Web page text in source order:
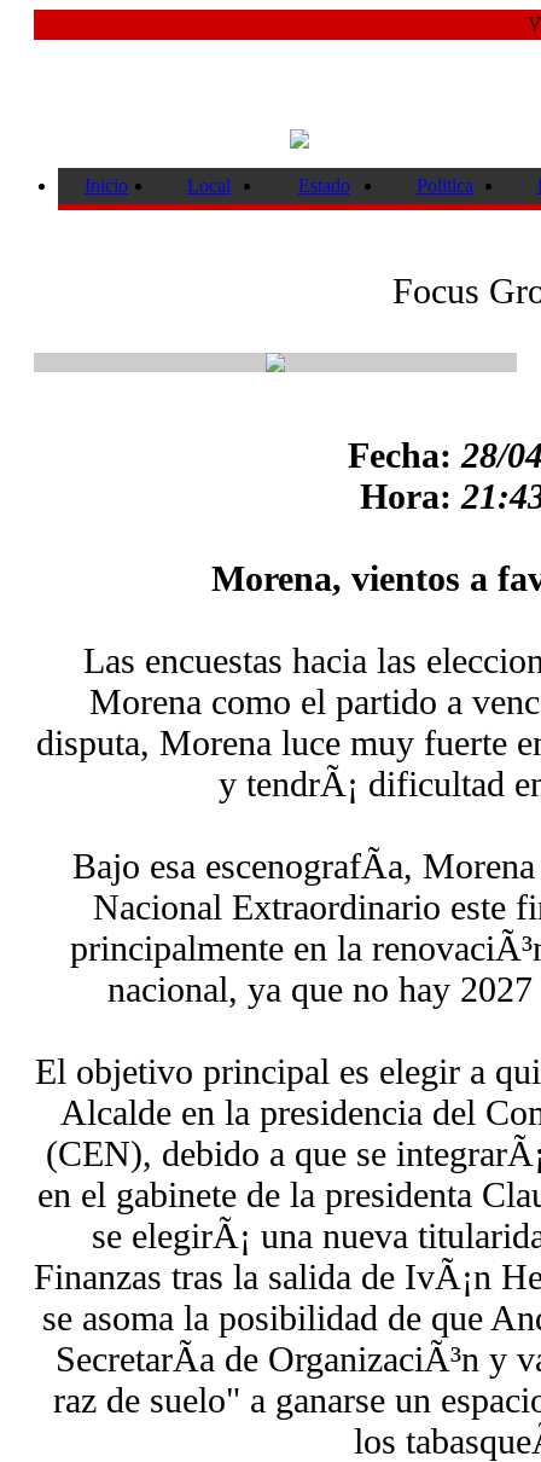
Inicio Local Estado Politica
Focus
Fecha:28/
Hora:
Morena, vientos a
Las encuestas hacia las
Morena como el partido a
disputa, Morena luce muy fuerte
y tendrÃ¡ dificultad
Bajo esa escenografÃ­a,
Nacional Extraordinario este
principalmente en la
nacional, ya que no hay
El objetivo principal es elegir a
Alcalde en la presidencia del
(CEN), debido a que se
en el gabinete de la presidenta
se elegirÃ¡ una nueva
Finanzas tras la salida de IvÃ¡n
se asoma la posibilidad de que
SecretarÃ­a de OrganizaciÃ³n y
raz de suelo" a ganarse un
los